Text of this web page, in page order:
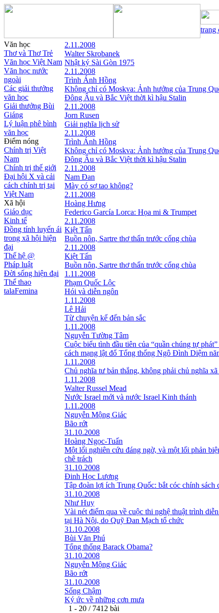
trang
Văn học
Thơ và Thơ Trẻ
Văn học Việt Nam
Văn học nước
ngoài
Các giải thưởng
văn học
Giải thưởng Bùi
Giáng
Lý luận phê bình
văn học
Điểm nóng
Chính trị Việt
Nam
Chính trị thế giới
Đại hội X và cải
cách chính trị tại
Việt Nam
Xã hội
Giáo dục
Kinh tế
Đồng tính luyến ái
trong xã hội hiện
đại
Thế hệ @
Pháp luật
Đời sống hiện đại
Thể thao
talaFemina
2.11.2008
Walter Skrobanek
Nhật ký Sài Gòn 1975
2.11.2008
Trình Ánh Hồng
Không chỉ có Moskva: Ảnh hưởng của Trung
Đông Âu và Bắc Việt thời kì hậu Stalin
2.11.2008
Jorn Rusen
Giải nghĩa lịch sử
2.11.2008
Trình Ánh Hồng
Không chỉ có Moskva: Ảnh hưởng của Trung
Đông Âu và Bắc Việt thời kì hậu Stalin
2.11.2008
Nam Đan
Mày có sợ tao không?
2.11.2008
Hoàng Hưng
Federico García Lorca: Họa mi & Trumpet
2.11.2008
Kiệt Tấn
Buồn nôn, Sartre thơ thẩn trước cổng chùa
2.11.2008
Kiệt Tấn
Buồn nôn, Sartre thơ thẩn trước cổng chùa
1.11.2008
Phạm Quốc Lộc
Hói và diễn ngôn
1.11.2008
Lê Hải
Từ chuyện kể đến bản sắc
1.11.2008
Nguyễn Tường Tâm
Cuộc biểu tình đầu tiên của “quần chúng tự
cách mạng lật đổ Tổng thống Ngô Đình Diệm
1.11.2008
Chủ nghĩa tư bản thắng, không phải chủ nghĩa
1.11.2008
Walter Russel Mead
Nước Israel mới và nước Israel Kinh thánh
1.11.2008
Nguyễn Mộng Giác
Bão rớt
31.10.2008
Hoàng Ngọc-Tuấn
Một lối nghiên cứu đáng ngờ, và một lối phản
chê trách
31.10.2008
Đinh Học Lương
Tập đoàn lợi ích Trung Quốc: bắt cóc chính sách
31.10.2008
Như Huy
Vài nét điểm qua về cuộc thi nghệ thuật trình
tại Hà Nội, do Quỹ Đan Mạch tổ chức
31.10.2008
Bùi Văn Phú
Tổng thống Barack Obama?
31.10.2008
Nguyễn Mộng Giác
Bão rớt
31.10.2008
Sống Chậm
Ký ức về những cơn mưa
1 - 20 / 7412 bài